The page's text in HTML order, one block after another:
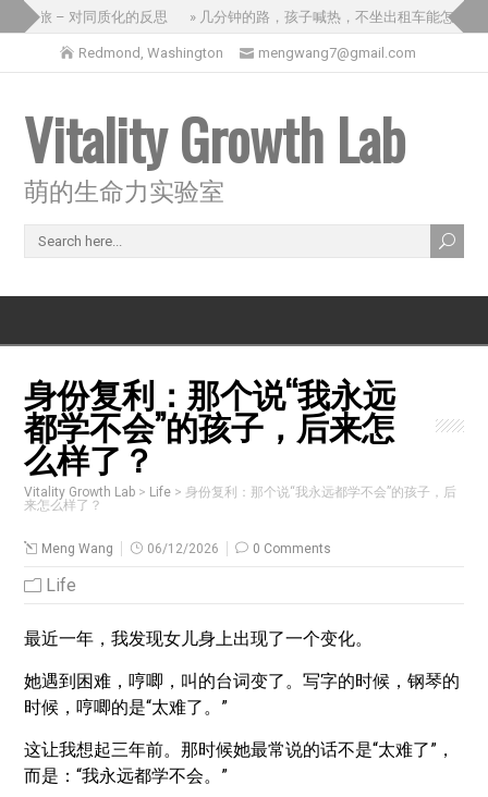
之旅 – 对同质化的反思 » 几分钟的路，孩子喊热，不坐出租车能怎么办？
Redmond, Washington mengwang7@gmail.com
Vitality Growth Lab
萌的生命力实验室
身份复利：那个说“我永远
都学不会”的孩子，后来怎
么样了？
Vitality Growth Lab > Life > 身份复利：那个说“我永远都学不会”的孩子，后
来怎么样了？
Meng Wang 06/12/2026 0 Comments
Life
最近一年，我发现女儿身上出现了一个变化。
她遇到困难，哼唧，叫的台词变了。写字的时候，钢琴的
时候，哼唧的是“太难了。”
这让我想起三年前。那时候她最常说的话不是“太难了”，
而是：“我永远都学不会。”